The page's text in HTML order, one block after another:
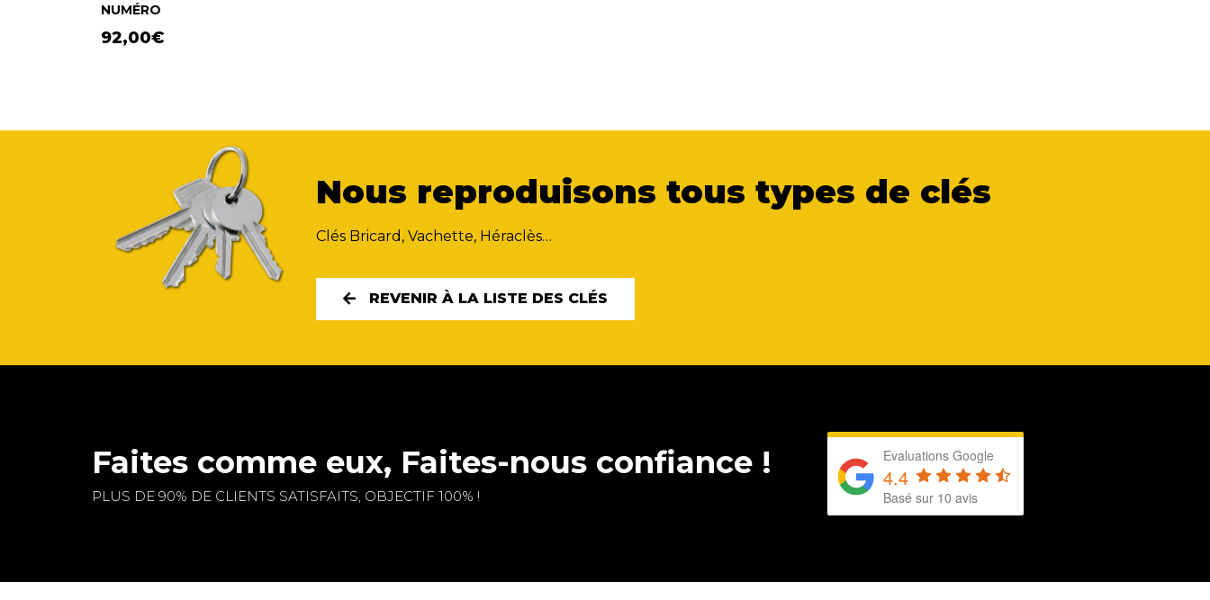
NUMÉRO
92,00€
Nous reproduisons tous types de clés
Clés Bricard, Vachette, Héraclès…
REVENIR À LA LISTE DES CLÉS
Faites comme eux, Faites-nous confiance !
PLUS DE 90% DE CLIENTS SATISFAITS, OBJECTIF 100% !
Evaluations Google
4.4
Basé sur 10 avis